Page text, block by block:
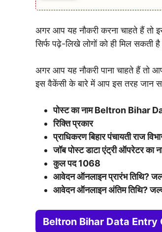
अगर आप यह नौकरी करना चाहते हैं तो
सिर्फ पढ़े-लिखे लोगों को ही मिल सकती
अगर आप यह नौकरी पाना चाहते हैं तो
इस वैकेंसी के बारे में आप इस तरह जान
पोस्ट का नाम Beltron Bihar
रिक्ति प्रकार
प्राधिकरण बिहार पंचायती राज
जॉब पोस्ट डाटा एंट्री ऑपरेटर का
कुल पद 1068
आवेदन ऑनलाइन प्रारंभ तिथि?
आवेदन ऑनलाइन अंतिम तिथि?
Beltron Bihar Data Entry